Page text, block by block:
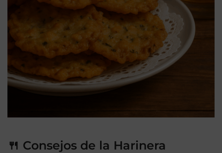
🍴 Consejos de la Harinera